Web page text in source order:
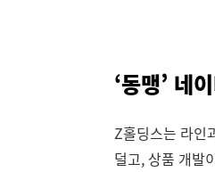
‘동맹’ 네
Z홀딩스는 라인
덜고, 상품 개발